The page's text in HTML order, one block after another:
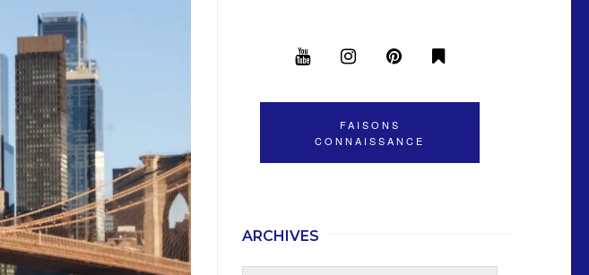
FAISONS
CONNAISSANCE
ARCHIVES